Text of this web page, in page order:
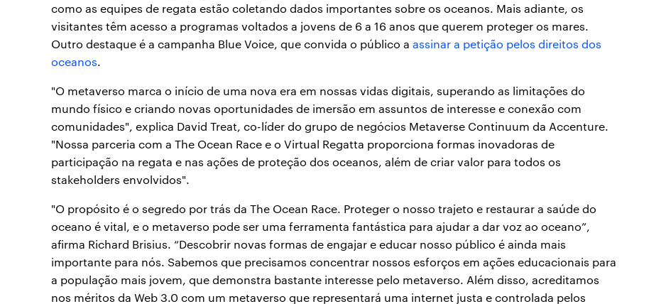
como as equipes de regata estão coletando dados importantes sobre os oceanos. Mais adiante, os
visitantes têm acesso a programas voltados a jovens de 6 a 16 anos que querem proteger os mares.
Outro destaque é a campanha Blue Voice, que convida o público a assinar a petição pelos direitos dos
oceanos.
"O metaverso marca o início de uma nova era em nossas vidas digitais, superando as limitações do
mundo físico e criando novas oportunidades de imersão em assuntos de interesse e conexão com
comunidades", explica David Treat, co-líder do grupo de negócios Metaverse Continuum da Accenture.
"Nossa parceria com a The Ocean Race e o Virtual Regatta proporciona formas inovadoras de
participação na regata e nas ações de proteção dos oceanos, além de criar valor para todos os
stakeholders envolvidos".
"O propósito é o segredo por trás da The Ocean Race. Proteger o nosso trajeto e restaurar a saúde do
oceano é vital, e o metaverso pode ser uma ferramenta fantástica para ajudar a dar voz ao oceano”,
afirma Richard Brisius. “Descobrir novas formas de engajar e educar nosso público é ainda mais
importante para nós. Sabemos que precisamos concentrar nossos esforços em ações educacionais para
a população mais jovem, que demonstra bastante interesse pelo metaverso. Além disso, acreditamos
nos méritos da Web 3.0 com um metaverso que representará uma internet justa e controlada pelos